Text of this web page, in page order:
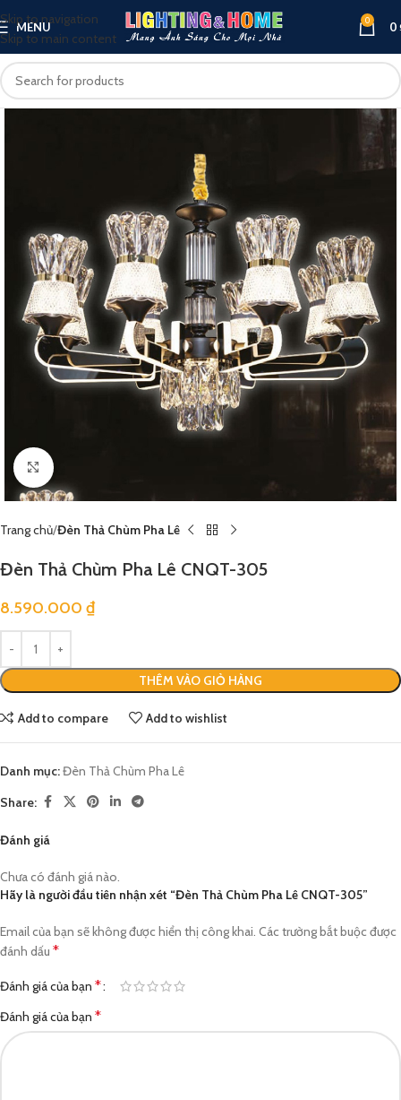
Skip to navigation
Skip to main content
MENU 0 0
Click to enlarge
Trang chủ Đèn Thả Chùm Pha Lê
Đèn Thả Chùm Pha Lê CNQT-305
8.590.000 ₫
THÊM VÀO GIỎ HÀNG
Add to compare Add to wishlist
Danh mục:Đèn Thả Chùm Pha Lê
Share:
Đánh giá
Chưa có đánh giá nào.
Hãy là người đầu tiên nhận xét “Đèn Thả Chùm Pha Lê CNQT-305”
Email của bạn sẽ không được hiển thị công khai. Các trường bắt buộc được
đánh dấu *
Đánh giá của bạn *
Đánh giá của bạn *